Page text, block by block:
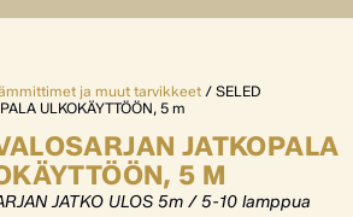
ja muut tarvikkeet/ SELED
ULKOKÄYTTÖÖN, 5 m
JATKOPALA
5 M
JATKO ULOS 5m / 5-10 lamppua